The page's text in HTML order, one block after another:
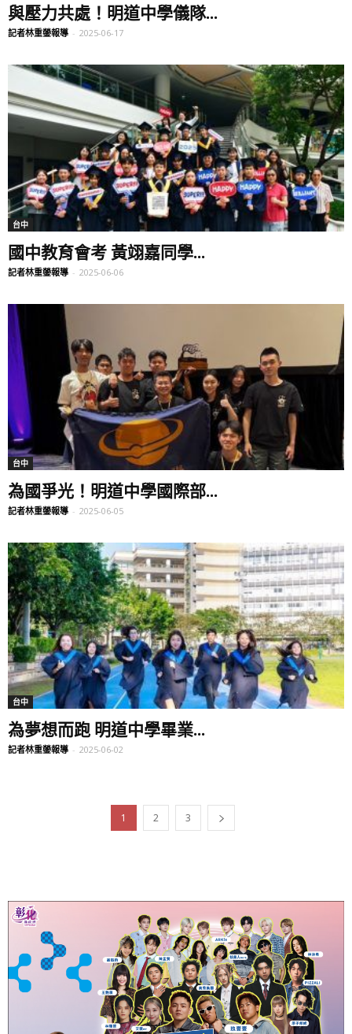
與壓力共處！明道中學儀隊...
記者林重鎣報導 - 2025-06-17
台中
國中教育會考 黃翊嘉同學...
記者林重鎣報導 - 2025-06-06
台中
為國爭光！明道中學國際部...
記者林重鎣報導 - 2025-06-05
台中
為夢想而跑 明道中學畢業...
記者林重鎣報導 - 2025-06-02
1 2 3